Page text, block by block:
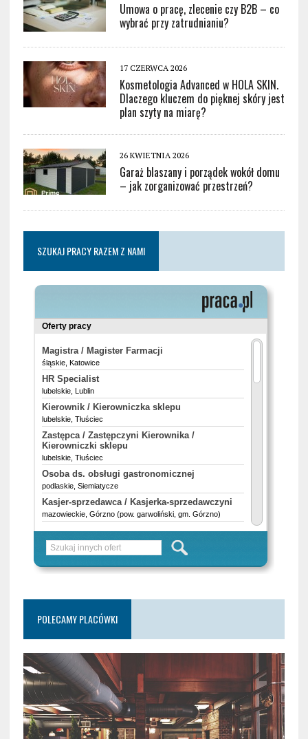
Umowa o pracę, zlecenie czy B2B – co
wybrać przy zatrudnianiu?
17 CZERWCA 2026
Kosmetologia Advanced w HOLA SKIN.
Dlaczego kluczem do pięknej skóry jest
plan szyty na miarę?
26 KWIETNIA 2026
Garaż blaszany i porządek wokół domu
– jak zorganizować przestrzeń?
SZUKAJ PRACY RAZEM Z NAMI
POLECAMY PLACÓWKI